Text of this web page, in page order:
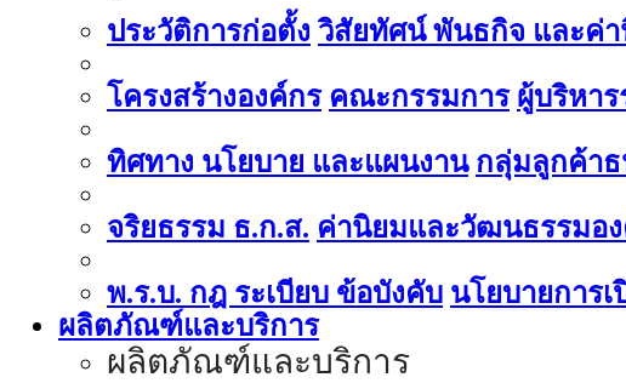
ประวัติการก่อตั้ง วิสัยทัศน์ พันธกิจ และค่
โครงสร้างองค์กร คณะกรรมการ ผู้บริหา
ทิศทาง นโยบาย และแผนงาน กลุ่มลูกค้าธ
จริยธรรม ธ.ก.ส. ค่านิยมและวัฒนธรรมอ
พ.ร.บ. กฎ ระเบียบ ข้อบังคับ นโยบายการ
ผลิตภัณฑ์และบริการ
ผลิตภัณฑ์และบริการ